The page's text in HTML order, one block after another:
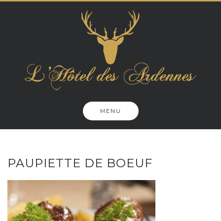
MENU
PAUPIETTE DE BOEUF